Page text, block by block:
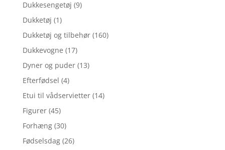
Dukkesengetøj (9)
Dukketøj (1)
Dukketøj og tilbehør (160)
Dukkevogne (17)
Dyner og puder (13)
Efterfødsel (4)
Etui til vådservietter (14)
Figurer (45)
Forhæng (30)
Fødselsdag (26)